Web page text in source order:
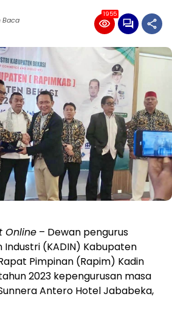
Baca
1955
Online – Dewan pengurus
Industri (KADIN) Kabupaten
Pimpinan (Rapim) Kadin
2023 kepengurusan masa
Antero Hotel Jababeka,